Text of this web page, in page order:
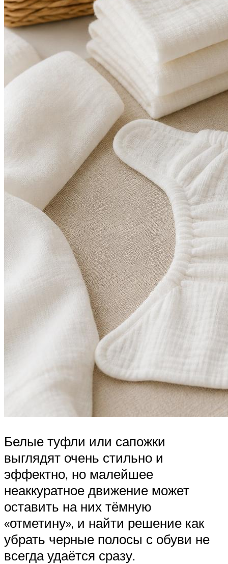
Белые туфли или сапожки
выглядят очень стильно и
эффектно, но малейшее
неаккуратное движение может
оставить на них тёмную
«отметину», и найти решение как
убрать черные полосы с обуви не
всегда удаётся сразу.